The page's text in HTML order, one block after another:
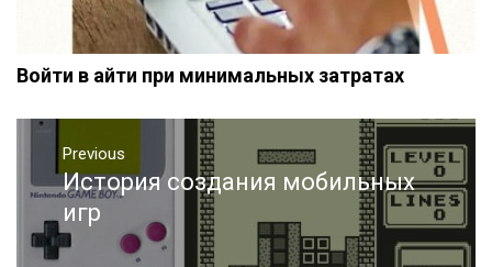
Войти в айти при минимальных затратах
Навигация
по
записям
Previous
Previous
post:
История создания мобильных
игр